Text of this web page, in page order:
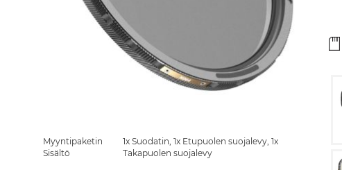
the
beginning
Myyntipaketin
Sisältö
1x Suodatin, 1x Etupuolen suojalevy, 1x
Takapuolen suojalevy